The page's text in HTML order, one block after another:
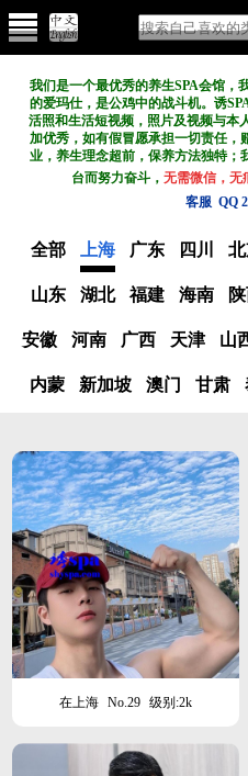
我们是一个最优秀的养生SPA会馆，
的爱玛仕，是公鸡中的战斗机。诱
活照和生活短视频，照片及视频与本
加优秀，如有假冒愿承担一切责任，
业，养生理念超前，保养方法独特；
台而努力奋斗，无需微信，无
客服 QQ
全部 上海 广东 四川
山东 湖北 福建 海南
安徽 河南 广西 天津 山
内蒙 新加坡 澳门 甘肃
在上海 No.29 级别:2k